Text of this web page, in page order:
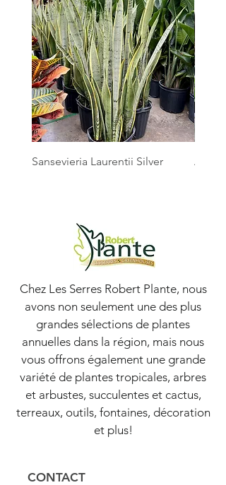
Sansevieria Laurentii Silver
Chez Les Serres Robert Plante, nous
avons non seulement une des plus
grandes sélections de plantes
annuelles dans la région, mais nous
vous offrons également une grande
variété de plantes tropicales, arbres
et arbustes, succulentes et cactus,
terreaux, outils, fontaines, décoration
et plus!
CONTACT